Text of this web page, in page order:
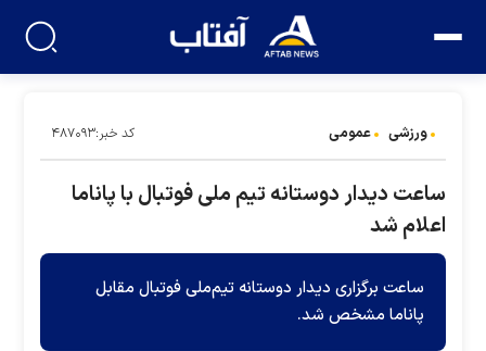
ورزشی عمومی کد خبر:۴۸۷۰۹۳
ساعت دیدار دوستانه تیم ملی فوتبال با پاناما
اعلام شد
ساعت برگزاری دیدار دوستانه تیم‌ملی فوتبال مقابل
پاناما مشخص شد.